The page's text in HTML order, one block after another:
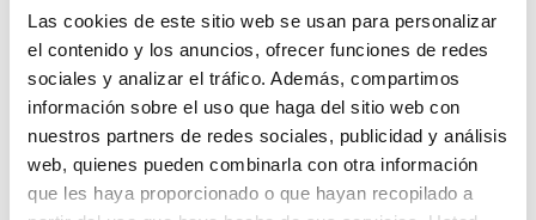
Las cookies de este sitio web se usan para personalizar
el contenido y los anuncios, ofrecer funciones de redes
sociales y analizar el tráfico. Además, compartimos
información sobre el uso que haga del sitio web con
nuestros partners de redes sociales, publicidad y análisis
web, quienes pueden combinarla con otra información
que les haya proporcionado o que hayan recopilado a